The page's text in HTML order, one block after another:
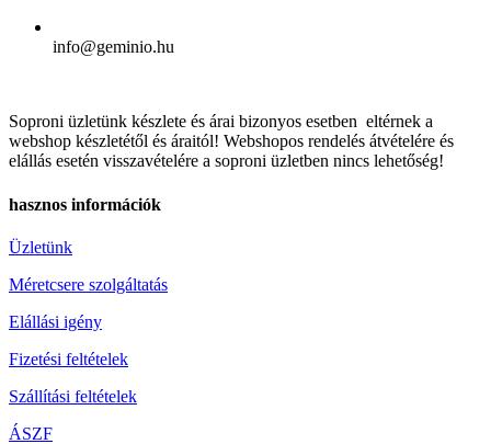
info@geminio.hu
Soproni üzletünk készlete és árai bizonyos esetben eltérnek a
webshop készletétől és áraitól! Webshopos rendelés átvételére és
elállás esetén visszavételére a soproni üzletben nincs lehetőség!
hasznos információk
Üzletünk
Méretcsere szolgáltatás
Elállási igény
Fizetési feltételek
Szállítási feltételek
ÁSZF